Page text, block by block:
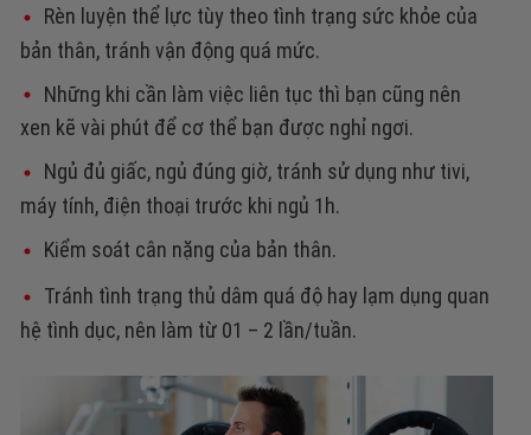
Rèn luyện thể lực tùy theo tình trạng sức khỏe của
bản thân, tránh vận động quá mức.
Những khi cần làm việc liên tục thì bạn cũng nên
xen kẽ vài phút để cơ thể bạn được nghỉ ngơi.
Ngủ đủ giấc, ngủ đúng giờ, tránh sử dụng như tivi,
máy tính, điện thoại trước khi ngủ 1h.
Kiểm soát cân nặng của bản thân.
Tránh tình trạng thủ dâm quá độ hay lạm dụng quan
hệ tình dục, nên làm từ 01 – 2 lần/tuần.